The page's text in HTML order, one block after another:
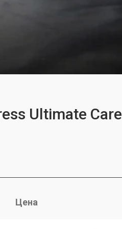
Ultimate Care
Цена